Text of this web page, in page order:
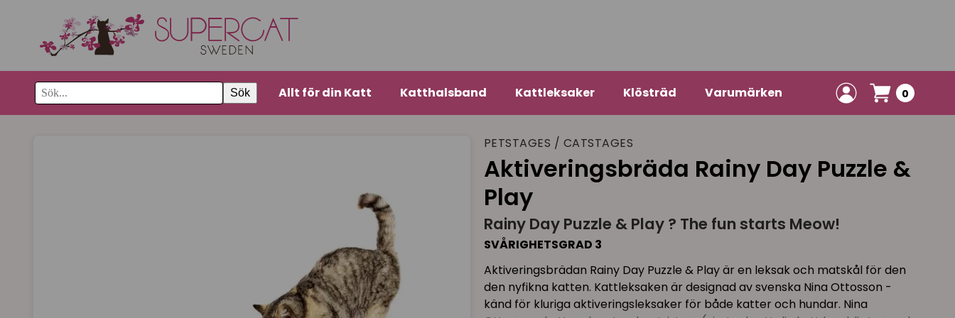
Sök Allt för din Katt Katthalsband Kattleksaker Klösträd Varumärken 0
PETSTAGES / CATSTAGES
Aktiveringsbräda Rainy Day Puzzle &
Play
Rainy Day Puzzle & Play ? The fun starts Meow!
SVÅRIGHETSGRAD 3
Aktiveringsbrädan Rainy Day Puzzle & Play är en leksak och matskål för den
den nyfikna katten. Kattleksaken är designad av svenska Nina Ottosson -
känd för kluriga aktiveringsleksaker för både katter och hundar. Nina